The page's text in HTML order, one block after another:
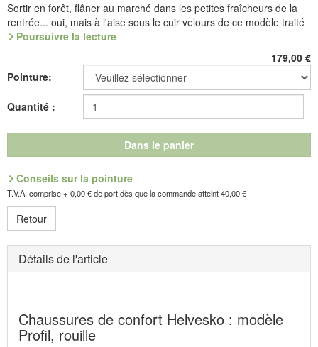
Sortir en forêt, flâner au marché dans les petites fraîcheurs de la
rentrée... oui, mais à l'aise sous le cuir velours de ce modèle traité
anti-pluie, rembourré en haut de tige et ajustable avec précision,
amovible. Sur une semelle Profil Sport agrippante, en TPU léger.
Doublure en loden : idéale dans une chaussure ! Travaillée en
bassin d'eau, la laine naturelle se transforme en un robuste feutre
qui constitue la base du loden, une belle matière chaude, douce et
Découvrez les chaussures les plus confortables de votre vie !
Fabricant : idéalsko S.A.R.L., Rue de l'Industrie, F-67160
Wissembourg, E-mail : service@idealsko.fr
Poursuivre la lecture
179,00 €
Pointure:
Quantité :
Dans le panier
Conseils sur la pointure
T.V.A. comprise + 0,00 € de port dès que la commande atteint 40,00 €
Retour
Détails de l'article
Chaussures de confort Helvesko : modèle
Profil, rouille